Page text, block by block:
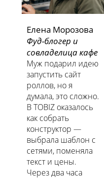
Елена Морозова
Фуд-блогер и
совладелица кафе
Муж подарил идею
запустить сайт
роллов, но я
думала, это сложно.
В TOBIZ оказалось
как собрать
конструктор —
выбрала шаблон с
сетями, поменяла
текст и цены.
Через два часа